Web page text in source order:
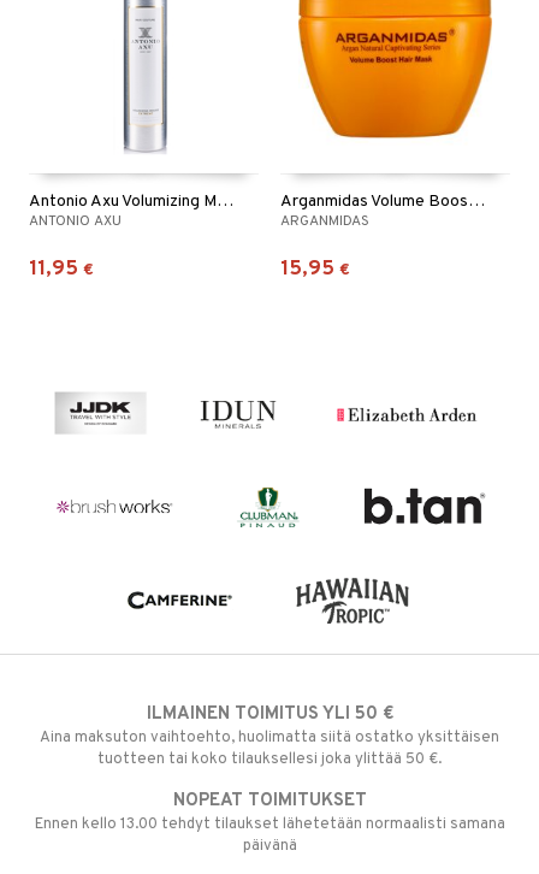
Antonio Axu Volumizing Mousse Extreme
ANTONIO AXU
11,95 €
Arganmidas Volume Boost Hair Mask
ARGANMIDAS
15,95 €
ILMAINEN TOIMITUS YLI 50 €
Aina maksuton vaihtoehto, huolimatta siitä ostatko yksittäisen
tuotteen tai koko tilauksellesi joka ylittää 50 €.
NOPEAT TOIMITUKSET
Ennen kello 13.00 tehdyt tilaukset lähetetään normaalisti samana
päivänä